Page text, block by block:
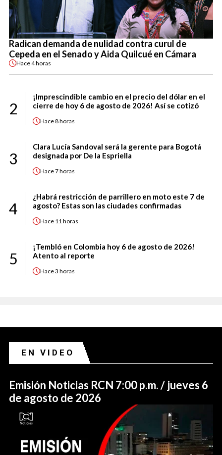
Radican demanda de nulidad contra curul de
Cepeda en el Senado y Aida Quilcué en Cámara
Hace4 horas
2
¡Imprescindible cambio en el precio del dólar en el
cierre de hoy 6 de agosto de 2026! Así se cotizó
Hace8 horas
3
Clara Lucía Sandoval será la gerente para Bogotá
designada por De la Espriella
Hace7 horas
4
¿Habrá restricción de parrillero en moto este 7 de
agosto? Estas son las ciudades confirmadas
Hace 11 horas
5
¡Tembló en Colombia hoy 6 de agosto de 2026!
Atento al reporte
Hace3 horas
EN VIDEO
Emisión Noticias RCN 7:00 p.m. / jueves 6
de agosto de 2026